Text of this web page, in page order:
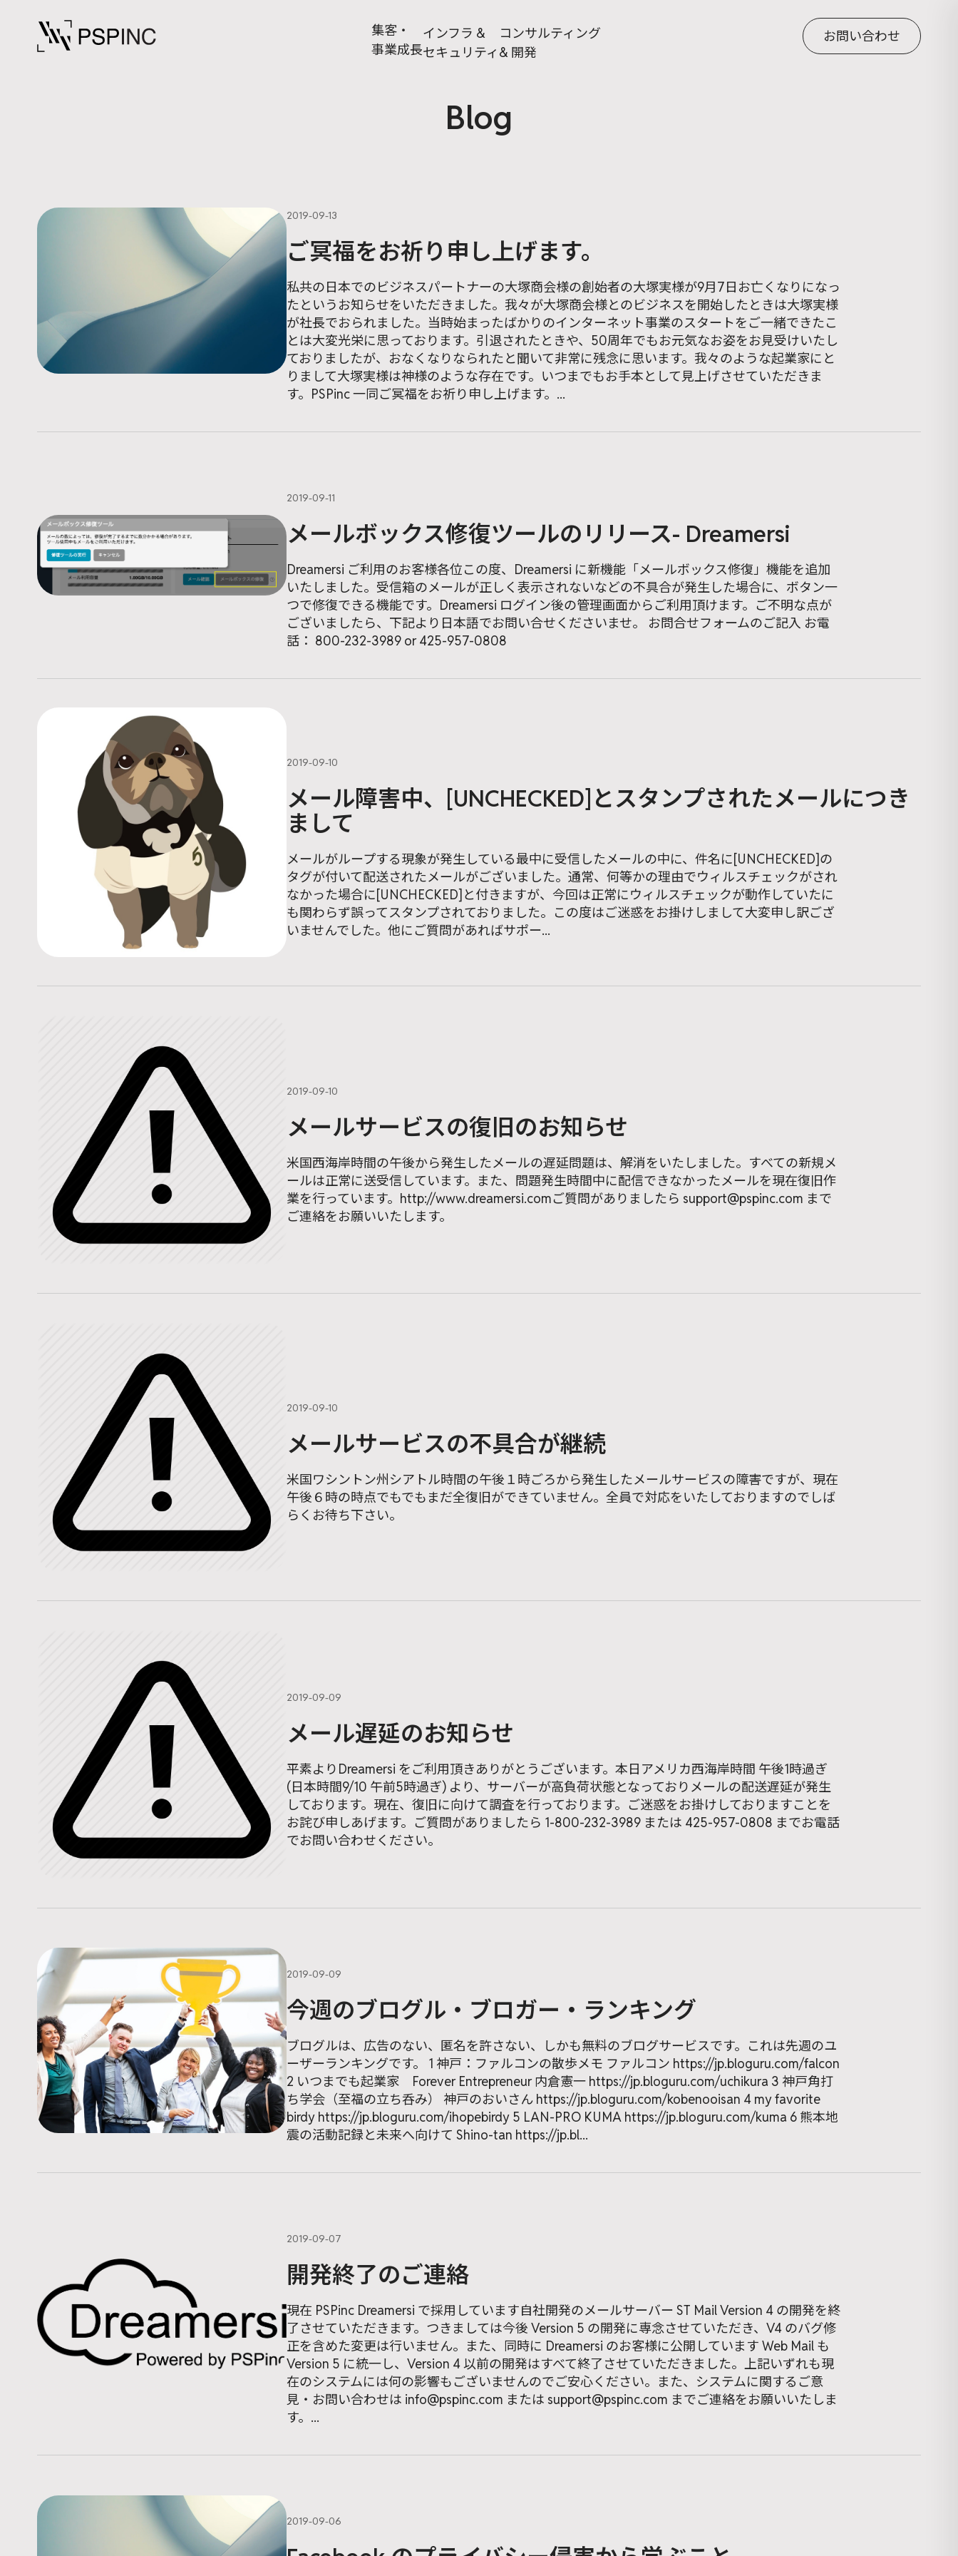
集客・
事業成長
インフラ &
セキュリティ
コンサルティング
& 開発
お問い合わせ
Blog
2019-09-13
ご冥福をお祈り申し上げます。
私共の日本でのビジネスパートナーの大塚商会様の創始者の大塚実様が9月7日お亡くなりになっ
たというお知らせをいただきました。我々が大塚商会様とのビジネスを開始したときは大塚実様
が社長でおられました。当時始まったばかりのインターネット事業のスタートをご一緒できたこ
とは大変光栄に思っております。引退されたときや、50周年でもお元気なお姿をお見受けいたし
ておりましたが、おなくなりなられたと聞いて非常に残念に思います。我々のような起業家にと
りまして大塚実様は神様のような存在です。いつまでもお手本として見上げさせていただきま
す。PSPinc 一同ご冥福をお祈り申し上げます。...
2019-09-11
メールボックス修復ツールのリリース- Dreamersi
Dreamersi ご利用のお客様各位この度、Dreamersi に新機能「メールボックス修復」機能を追加
いたしました。受信箱のメールが正しく表示されないなどの不具合が発生した場合に、ボタン一
つで修復できる機能です。Dreamersi ログイン後の管理画面からご利用頂けます。ご不明な点が
ございましたら、下記より日本語でお問い合せくださいませ。 お問合せフォームのご記入 お電
話： 800-232-3989 or 425-957-0808
2019-09-10
メール障害中、[UNCHECKED]とスタンプされたメールにつき
まして
メールがループする現象が発生している最中に受信したメールの中に、件名に[UNCHECKED]の
タグが付いて配送されたメールがございました。通常、何等かの理由でウィルスチェックがされ
なかった場合に[UNCHECKED]と付きますが、今回は正常にウィルスチェックが動作していたに
も関わらず誤ってスタンプされておりました。この度はご迷惑をお掛けしまして大変申し訳ござ
いませんでした。他にご質問があればサポー...
2019-09-10
メールサービスの復旧のお知らせ
米国西海岸時間の午後から発生したメールの遅延問題は、解消をいたしました。すべての新規メ
ールは正常に送受信しています。また、問題発生時間中に配信できなかったメールを現在復旧作
業を行っています。http://www.dreamersi.comご質問がありましたら support@pspinc.com まで
ご連絡をお願いいたします。
2019-09-10
メールサービスの不具合が継続
米国ワシントン州シアトル時間の午後１時ごろから発生したメールサービスの障害ですが、現在
午後６時の時点でもでもまだ全復旧ができていません。全員で対応をいたしておりますのでしば
らくお待ち下さい。
2019-09-09
メール遅延のお知らせ
平素よりDreamersi をご利用頂きありがとうございます。本日アメリカ西海岸時間 午後1時過ぎ
(日本時間9/10 午前5時過ぎ) より、サーバーが高負荷状態となっておりメールの配送遅延が発生
しております。現在、復旧に向けて調査を行っております。ご迷惑をお掛けしておりますことを
お詫び申しあげます。ご質問がありましたら 1-800-232-3989 または 425-957-0808 までお電話
でお問い合わせください。
2019-09-09
今週のブログル・ブロガー・ランキング
ブログルは、広告のない、匿名を許さない、しかも無料のブログサービスです。これは先週のユ
ーザーランキングです。 1 神戸：ファルコンの散歩メモ ファルコン https://jp.bloguru.com/falcon
2 いつまでも起業家 Forever Entrepreneur 内倉憲一 https://jp.bloguru.com/uchikura 3 神戸角打
ち学会（至福の立ち呑み） 神戸のおいさん https://jp.bloguru.com/kobenooisan 4 my favorite
birdy https://jp.bloguru.com/ihopebirdy 5 LAN-PRO KUMA https://jp.bloguru.com/kuma 6 熊本地
震の活動記録と未来へ向けて Shino-tan https://jp.bl...
2019-09-07
開発終了のご連絡
現在 PSPinc Dreamersi で採用しています自社開発のメールサーバー ST Mail Version 4 の開発を終
了させていただきます。つきましては今後 Version 5 の開発に専念させていただき、V4 のバグ修
正を含めた変更は行いません。また、同時に Dreamersi のお客様に公開しています Web Mail も
Version 5 に統一し、Version 4 以前の開発はすべて終了させていただきました。上記いずれも現
在のシステムには何の影響もございませんのでご安心ください。また、システムに関するご意
見・お問い合わせは info@pspinc.com または support@pspinc.com までご連絡をお願いいたしま
す。...
2019-09-06